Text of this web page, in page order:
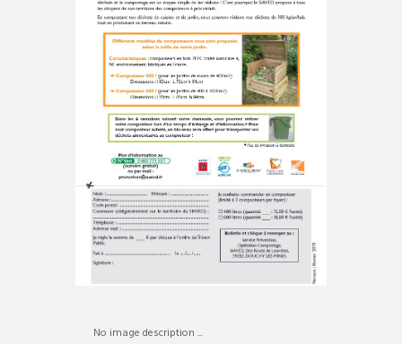
No image description ...